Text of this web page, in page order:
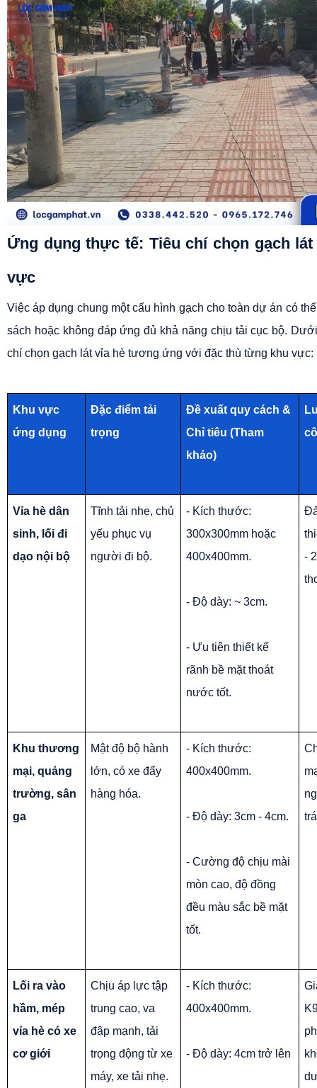
Ứng dụng thực tế: Tiêu chí chọn gạch
vực
Việc áp dụng chung một cấu hình gạch cho toàn dự án có
sách hoặc không đáp ứng đủ khả năng chịu tải cục bộ.
chí chọn gạch lát vỉa hè tương ứng với đặc thù từng khu vực:
Khu vực
ứng dụng
Đặc điểm tải
trọng
Đề xuất quy cách &
Chỉ tiêu (Tham
khảo)
Vỉa hè dân
sinh, lối đi
dạo nội bộ
Tĩnh tải nhẹ, chủ
yếu phục vụ
người đi bộ.
- Kích thước:
300x300mm hoặc
400x400mm.
- Độ dày: ~ 3cm.
- Ưu tiên thiết kế
rãnh bề mặt thoát
nước tốt.
-
Khu thương
mại, quảng
trường, sân
ga
Mật độ bộ hành
lớn, có xe đẩy
hàng hóa.
- Kích thước:
400x400mm.
- Độ dày: 3cm - 4cm.
- Cường độ chịu mài
mòn cao, độ đồng
đều màu sắc bề mặt
tốt.
Lối ra vào
hầm, mép
vỉa hè có xe
cơ giới
Chịu áp lực tập
trung cao, va
đập mạnh, tải
trọng động từ xe
máy, xe tải nhẹ.
- Kích thước:
400x400mm.
- Độ dày: 4cm trở lên